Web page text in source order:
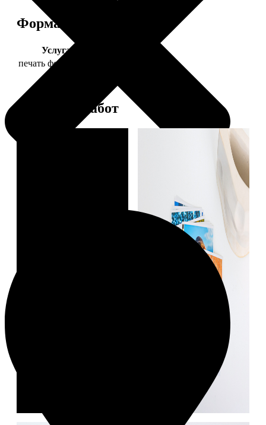
Форматы и цены
Услуга
печать фото 30х30
Примеры работ